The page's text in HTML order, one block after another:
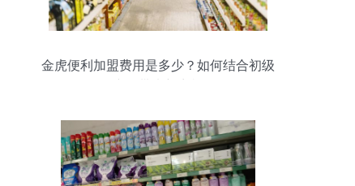
金虎便利加盟费用是多少？如何结合初级